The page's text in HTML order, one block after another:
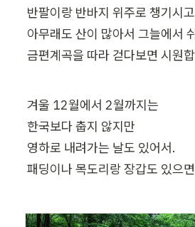
반팔이랑 반바지 위주로 챙기시고
아무래도 산이 많아서 그늘에서
금편계곡을 따라 걷다보면 시원
겨울 12월에서 2월까지는
한국보다 춥지 않지만
영하로 내려가는 날도 있어서.
패딩이나 목도리랑 장갑도 있으